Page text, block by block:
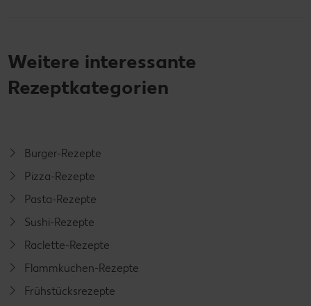
Weitere interessante
Rezeptkategorien
Burger-Rezepte
Pizza-Rezepte
Pasta-Rezepte
Sushi-Rezepte
Raclette-Rezepte
Flammkuchen-Rezepte
Frühstücksrezepte